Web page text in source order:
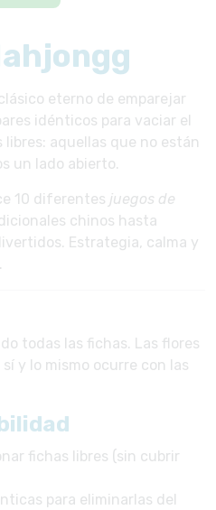
eterno de emparejar
idénticos para vaciar el
aquellas que no están
un lado abierto.
10 diferentes juegos de
chinos hasta
Estrategia, calma y
todas las fichas. Las flores
y lo mismo ocurre con las
fichas libres (sin cubrir
para eliminarlas del